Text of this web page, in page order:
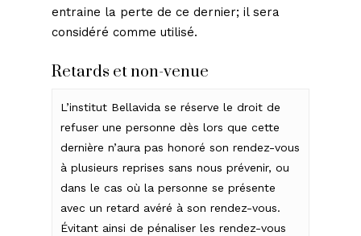
entraine la perte de ce dernier; il sera
considéré comme utilisé.
Retards et non-venue
L’institut Bellavida se réserve le droit de
refuser une personne dès lors que cette
dernière n’aura pas honoré son rendez-vous
à plusieurs reprises sans nous prévenir, ou
dans le cas où la personne se présente
avec un retard avéré à son rendez-vous.
Évitant ainsi de pénaliser les rendez-vous